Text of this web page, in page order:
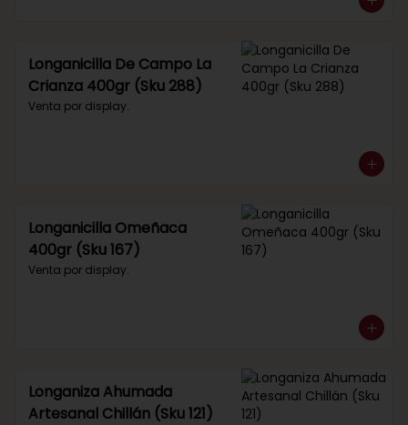
Longanicilla De Campo La
Crianza 400gr (Sku 288)
Venta por display.
Longanicilla Omeñaca
400gr (Sku 167)
Venta por display.
Longaniza Ahumada
Artesanal Chillán (Sku 121)